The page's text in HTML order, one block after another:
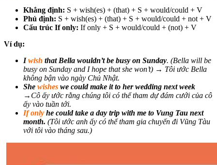
Khẳng định: S + wish(es) + (that) + S + would/could + V
Phủ định: S + wish(es) + (that) + S + would/could + not + V
Cấu trúc If only: If only + S + would/could + (not) + V
Ví dụ:
Iwish that Bella wouldn’t be busy on Sunday. (Bella will be
busy on Sunday and I hope that she won’t) → Tôi ước Bella
không bận vào ngày Chủ Nhật.
She wishes we could make it to her wedding next week
→Cô ấy ước rằng chúng tôi có thể tham dự đám cưới của cô
ấy vào tuần tới.
If only he could take a day trip with me to Vung Tau next
month. (Tôi ước anh ấy có thể tham gia chuyến đi Vũng Tàu
với tôi vào tháng sau.)